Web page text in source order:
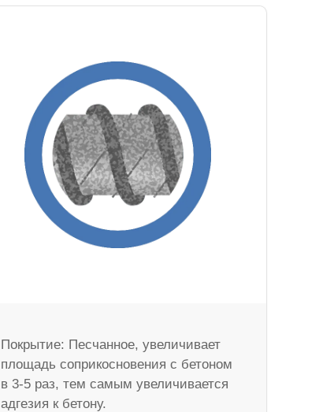
Покрытие: Песчанное, увеличивает
площадь соприкосновения с бетоном
в 3-5 раз, тем самым увеличивается
адгезия к бетону.